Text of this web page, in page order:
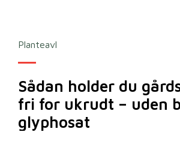
Planteavl
Sådan holder du
fri for ukrudt – uden
glyphosat